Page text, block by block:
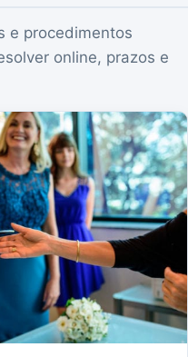
e procedimentos
online, prazos e